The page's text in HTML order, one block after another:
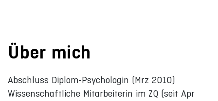
Über mich
Abschluss Diplom-Psychologin (Mrz 2010)
Wissenschaftliche Mitarbeiterin im ZQ (seit Apr